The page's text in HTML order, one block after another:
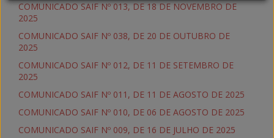
COMUNICADO SAIF Nº 013, DE 18 DE NOVEMBRO DE
2025
COMUNICADO SAIF Nº 038, DE 20 DE OUTUBRO DE
2025
COMUNICADO SAIF Nº 012, DE 11 DE SETEMBRO DE
2025
COMUNICADO SAIF Nº 011, DE 11 DE AGOSTO DE 2025
COMUNICADO SAIF Nº 010, DE 06 DE AGOSTO DE 2025
COMUNICADO SAIF Nº 009, DE 16 DE JULHO DE 2025